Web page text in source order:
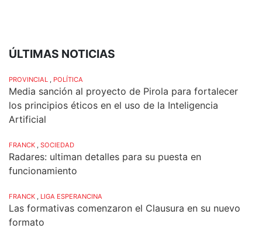
ÚLTIMAS NOTICIAS
PROVINCIAL POLÍTICA
Media sanción al proyecto de Pirola para fortalecer
los principios éticos en el uso de la Inteligencia
Artificial
FRANCK SOCIEDAD
Radares: ultiman detalles para su puesta en
funcionamiento
FRANCK LIGA ESPERANCINA
Las formativas comenzaron el Clausura en su nuevo
formato